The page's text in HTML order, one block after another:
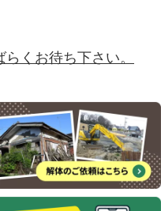
くお待ち下さい。